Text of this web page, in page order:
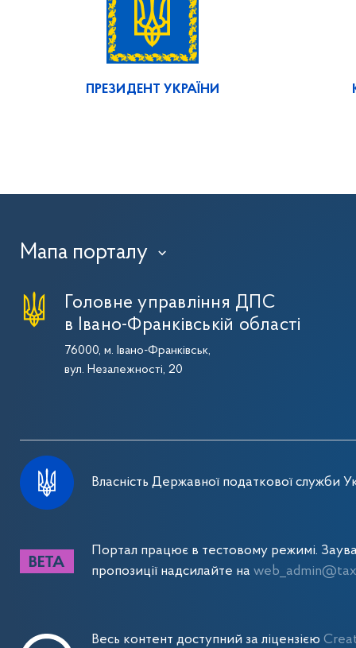
ПРЕЗИДЕНТ УКРАЇНИ
Мапа порталу ›
Головне управління ДПС
в Івано-Франківській області
76000, м. Івано-Франківськ,
вул. Незалежності, 20
Власність Державної податкової служби
Портал працює в тестовому режимі.
пропозиції надсилайте на
Весь контент доступний за ліцензією